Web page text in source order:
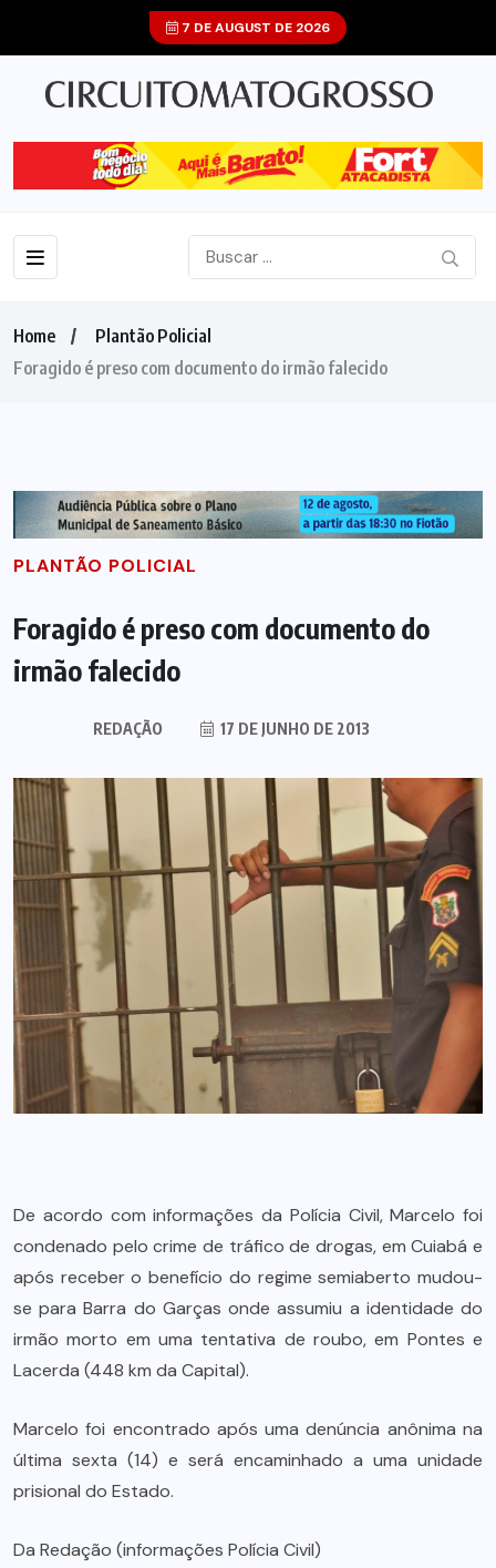
7 DE AUGUST DE 2026
Home
Plantão Policial
Foragido é preso com documento do irmão falecido
PLANTÃO POLICIAL
Foragido é preso com documento do
irmão falecido
REDAÇÃO 17 DE JUNHO DE 2013
De acordo com informações da Polícia Civil, Marcelo foi
condenado pelo crime de tráfico de drogas, em Cuiabá e
após receber o benefício do regime semiaberto mudou-
se para Barra do Garças onde assumiu a identidade do
irmão morto em uma tentativa de roubo, em Pontes e
Lacerda (448 km da Capital).
Marcelo foi encontrado após uma denúncia anônima na
última sexta (14) e será encaminhado a uma unidade
prisional do Estado.
Da Redação (informações Polícia Civil)